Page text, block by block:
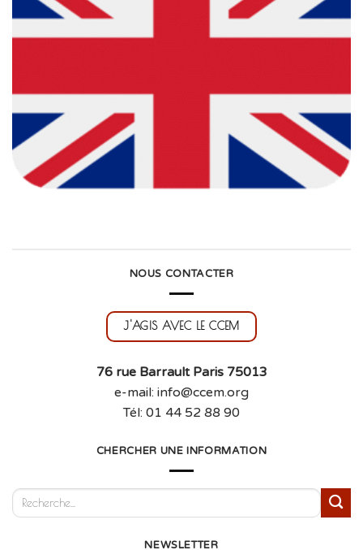
NOUS CONTACTER
J'AGIS AVEC LE CCEM
76 rue Barrault Paris 75013
e-mail: info@ccem.org
Tél: 01 44 52 88 90
CHERCHER UNE INFORMATION
NEWSLETTER